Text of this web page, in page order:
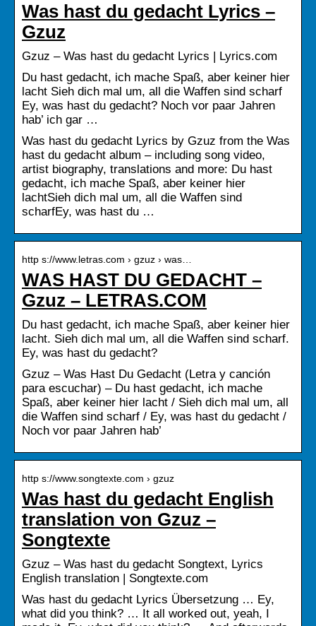
Was hast du gedacht Lyrics –
Gzuz
Gzuz – Was hast du gedacht Lyrics | Lyrics.com
Du hast gedacht, ich mache Spaß, aber keiner hier
lacht Sieh dich mal um, all die Waffen sind scharf
Ey, was hast du gedacht? Noch vor paar Jahren
hab’ ich gar …
Was hast du gedacht Lyrics by Gzuz from the Was
hast du gedacht album – including song video,
artist biography, translations and more: Du hast
gedacht, ich mache Spaß, aber keiner hier
lachtSieh dich mal um, all die Waffen sind
scharfEy, was hast du …
http s://www.letras.com › gzuz › was…
WAS HAST DU GEDACHT –
Gzuz – LETRAS.COM
Du hast gedacht, ich mache Spaß, aber keiner hier
lacht. Sieh dich mal um, all die Waffen sind scharf.
Ey, was hast du gedacht?
Gzuz – Was Hast Du Gedacht (Letra y canción
para escuchar) – Du hast gedacht, ich mache
Spaß, aber keiner hier lacht / Sieh dich mal um, all
die Waffen sind scharf / Ey, was hast du gedacht /
Noch vor paar Jahren hab’
http s://www.songtexte.com › gzuz
Was hast du gedacht English
translation von Gzuz –
Songtexte
Gzuz – Was hast du gedacht Songtext, Lyrics
English translation | Songtexte.com
Was hast du gedacht Lyrics Übersetzung … Ey,
what did you think? … It all worked out, yeah, I